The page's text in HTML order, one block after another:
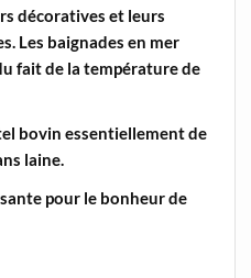
décoratives et leurs
Les baignades en mer
fait de la température de
bovin essentiellement de
laine.
pour le bonheur de